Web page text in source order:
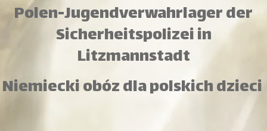
Polen-Jugendverwahrlager der
Sicherheitspolizei in
Litzmannstadt
Niemiecki obóz dla polskich dzieci